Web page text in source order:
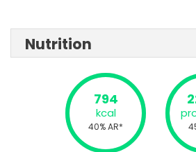
Nutrition
794
kcal
40% AR*